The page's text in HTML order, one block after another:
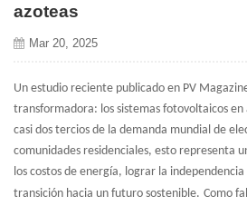
azoteas
Mar 20, 2025
Un estudio reciente publicado en PV
transformadora: los sistemas fotovoltaicos
casi dos tercios de la demanda mundial de
comunidades residenciales, esto representa
los costos de energía, lograr la
transición hacia un futuro sostenible. Como